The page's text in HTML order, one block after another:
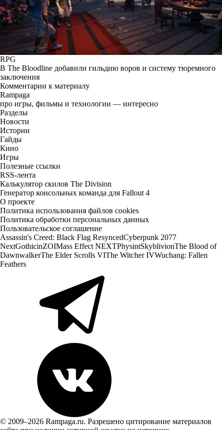
RPG
В The Bloodline добавили гильдию воров и систему тюремного
заключения
Комментарии к материалу
Rampaga
про игры, фильмы и технологии — интересно
Разделы
Новости
Истории
Гайды
Кино
Игры
Полезные ссылки
RSS-лента
Калькулятор скилов The Division
Генератор консольных команда для Fallout 4
О проекте
Политика использования файлов cookies
Политика обработки персональных данных
Пользовательское соглашение
Assassin's Creed: Black Flag ResyncedCyberpunk 2077
NextGothicinZOIMass Effect NEXTPhysintSkyblivionThe Blood of
DawnwalkerThe Elder Scrolls VIThe Witcher IVWuchang: Fallen
Feathers
© 2009–2026 Rampaga.ru. Разрешено цитирование материалов